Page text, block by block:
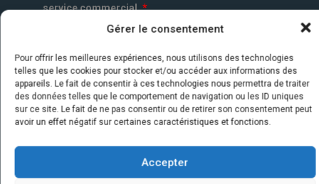
Gérer le consentement
Pour offrir les meilleures expériences, nous utilisons des technologies
telles que les cookies pour stocker et/ou accéder aux informations des
appareils. Le fait de consentir à ces technologies nous permettra de traiter
des données telles que le comportement de navigation ou les ID uniques
sur ce site. Le fait de ne pas consentir ou de retirer son consentement peut
avoir un effet négatif sur certaines caractéristiques et fonctions.
Accepter
service commercial.*